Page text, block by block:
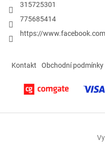
315725301
775685414
https://
Kontakt Obchodní podmínky